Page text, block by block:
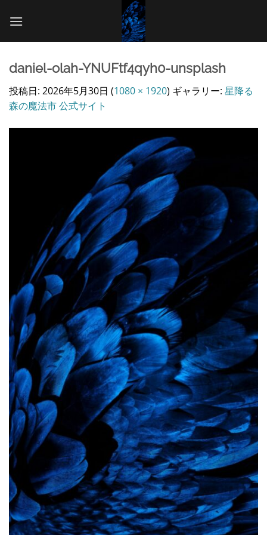
daniel-olah-YNUFtf4qyh0-unsplash
投稿日: 2026年5月30日 (1080 × 1920) ギャラリー: 星降る
森の魔法市 公式サイト